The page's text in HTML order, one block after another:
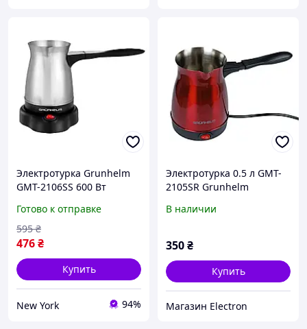
Электротурка Grunhelm
GMT-2106SS 600 Вт
Готово к отправке
476₴
595 ₴
Купить
New York 94%
Электротурка 0.5 л GMT-
2105SR Grunhelm
В наличии
350₴
Купить
Магазин Electron